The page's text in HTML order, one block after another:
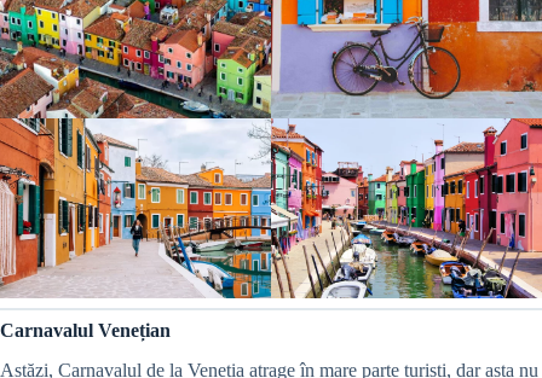
Carnavalul Venețian
Astăzi, Carnavalul de la Veneția atrage în mare parte turiști, dar asta nu